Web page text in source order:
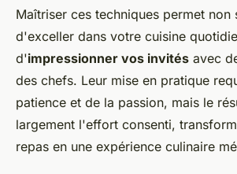
Maîtriser ces techniques permet non
d'exceller dans votre cuisine
d'impressionner vos invités avec
des chefs. Leur mise en pratique
patience et de la passion, mais le
largement l'effort consenti,
repas en une expérience culinaire